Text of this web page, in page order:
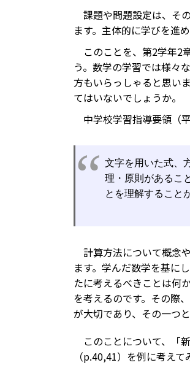
課題や問題設定は、そ
ます。主体的に学びを進
このことを、第2学年2
う。数学の学習では様々
方もいらっしゃると思い
てはいないでしょうか。
中学校学習指導要領（
文字を用いた式、
理・原則があるこ
とを理解すること
計算方法について概念
ます。学んだ数学を基に
たに考えるべきことは何
を考えるのです。その際
が大切であり、その一つ
このことについて、「
（p.40,41）を例に考えて